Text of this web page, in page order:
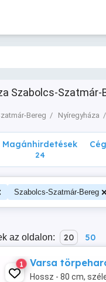
Szabolcs-Szatmár-
Bereg Nyíregyháza
Magánhirdetések
24
Szabolcs-Szatmár-Bereg
az oldalon: 20 50
1 Varsa
Hossz - 80 cm,